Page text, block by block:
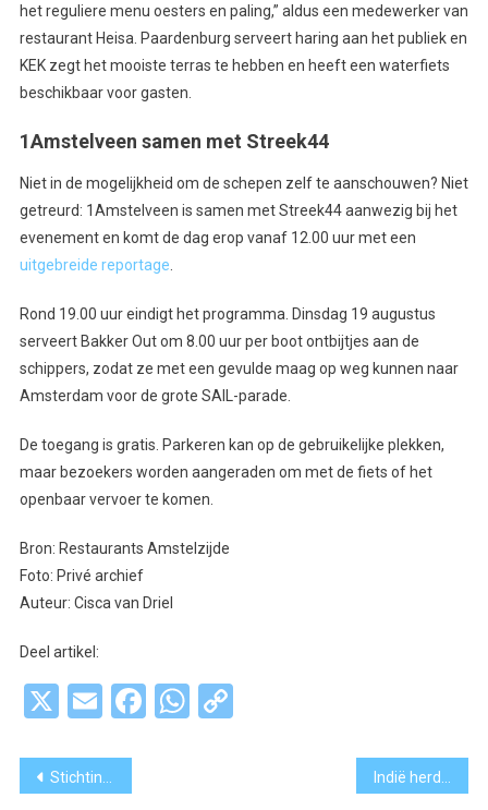
het reguliere menu oesters en paling,” aldus een medewerker van
restaurant Heisa. Paardenburg serveert haring aan het publiek en
KEK zegt het mooiste terras te hebben en heeft een waterfiets
beschikbaar voor gasten.
1Amstelveen samen met Streek44
Niet in de mogelijkheid om de schepen zelf te aanschouwen? Niet
getreurd: 1Amstelveen is samen met Streek44 aanwezig bij het
evenement en komt de dag erop vanaf 12.00 uur met een
uitgebreide reportage
Rond 19.00 uur eindigt het programma. Dinsdag 19 augustus
serveert Bakker Out om 8.00 uur per boot ontbijtjes aan de
schippers, zodat ze met een gevulde maag op weg kunnen naar
Amsterdam voor de grote SAIL-parade.
De toegang is gratis. Parkeren kan op de gebruikelijke plekken,
maar bezoekers worden aangeraden om met de fiets of het
openbaar vervoer te komen.
Bron: Restaurants Amstelzijde
Foto: Privé archief
Auteur: Cisca van Driel
Deel artikel:
X EmailFacebook
WhatsApp
Copy
Bericht
Stichting Bovenlanden Aalsmeer viert 30 jaar jubileum tijdens donateursvaart